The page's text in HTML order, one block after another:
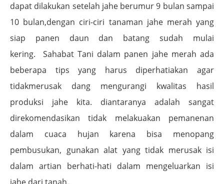
dapat dilakukan setelah jahe berumur 9 bulan sampai
10 bulan,dengan ciri-ciri tanaman jahe merah yang
siap panen daun dan batang sudah mulai
kering.
Sahabat Tani dalam panen jahe merah ada
beberapa tips yang harus diperhatiakan agar
tidakmerusak dang mengurangi kwalitas hasil
produksi jahe kita. diantaranya adalah sangat
direkomendasikan tidak melakuakan pemanenan
dalam cuaca hujan karena bisa menopang
pembusukan, gunakan alat yang tidak merusak isi
dalam artian berhati-hati dalam mengeluarkan isi